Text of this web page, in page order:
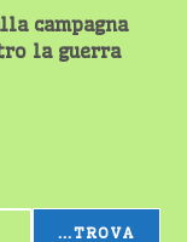
campagna
la guerra
...TROVA